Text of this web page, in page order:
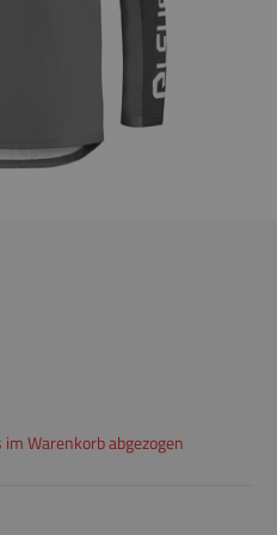
Warenkorb abgezogen